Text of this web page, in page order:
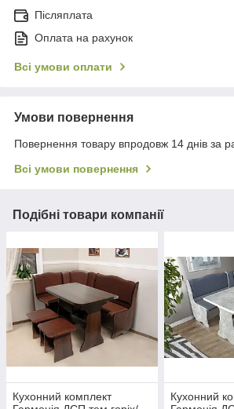
Післяплата
Оплата на рахунок
Всі умови оплати
Умови повернення
Повернення товару впродовж 14 днів за
Всі умови повернення
Подібні товари компанії
Кухонний комплект
Кухонний